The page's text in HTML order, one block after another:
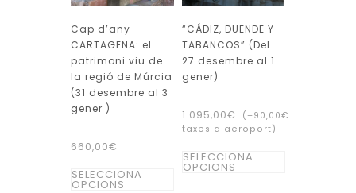
Cap d’any
CARTAGENA: el
patrimoni viu de
la regió de Múrcia
(31 desembre al 3
gener )
660,00€
SELECCIONA
OPCIONS
Aquest
“CÁDIZ, DUENDE Y
TABANCOS” (Del
27 desembre al 1
gener)
1.095,00€ (+90,00€
taxes d'aeroport)
SELECCIONA
OPCIONS